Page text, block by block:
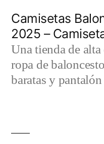
contenido
Camisetas
2025 –
Una tienda de
ropa de
baratas y